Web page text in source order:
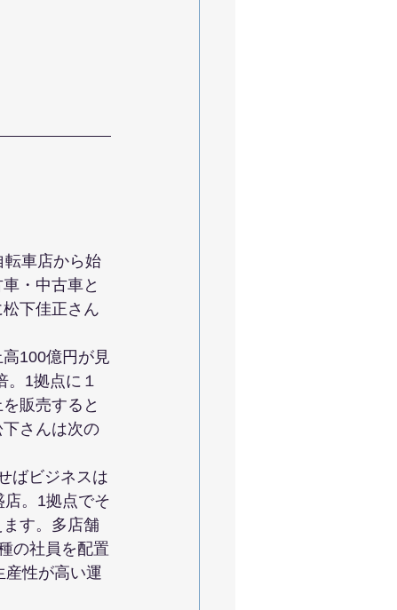
転車店から始
・中古車と
下佳正さん
100億円が見
。1拠点に１
販売すると
さんは次の
ばビジネスは
。1拠点でそ
す。多店舗
の社員を配置
産性が高い運